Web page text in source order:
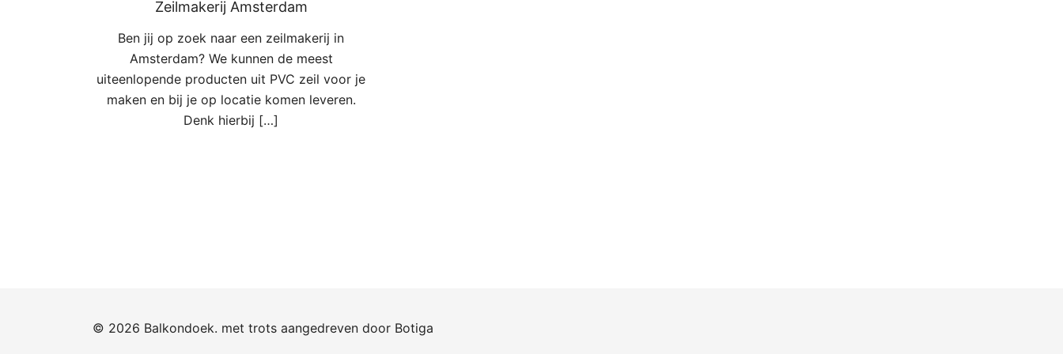
Zeilmakerij Amsterdam
Ben jij op zoek naar een zeilmakerij in
Amsterdam? We kunnen de meest
uiteenlopende producten uit PVC zeil voor je
maken en bij je op locatie komen leveren.
Denk hierbij […]
© 2026 Balkondoek. met trots aangedreven door Botiga